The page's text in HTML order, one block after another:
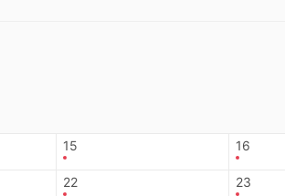
15 16
22 23